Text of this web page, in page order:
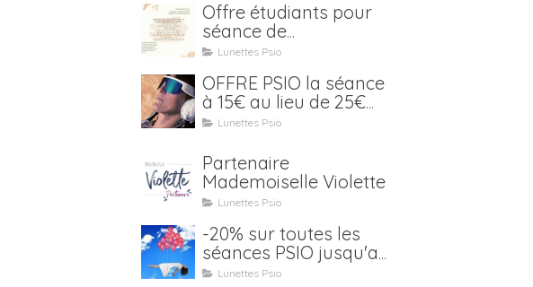
Offre étudiants pour
séance de
luminothérapie Psio
Lunettes Psio
OFFRE PSIO la séance
à 15€ au lieu de 25€
jusqu'au 15 janvier 2021
Lunettes Psio
Partenaire
Mademoiselle Violette
Lunettes Psio
-20% sur toutes les
séances PSIO jusqu'au
31 juillet (location y
Lunettes Psio